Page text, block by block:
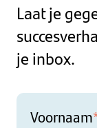
Laat je
je inbox.
Voornaam